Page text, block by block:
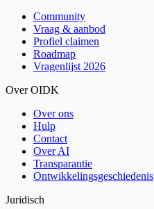
Community
Vraag & aanbod
Profiel claimen
Roadmap
Vragenlijst 2026
Over OIDK
Over ons
Hulp
Contact
Over AI
Transparantie
Ontwikkelingsgeschiedenis
Juridisch